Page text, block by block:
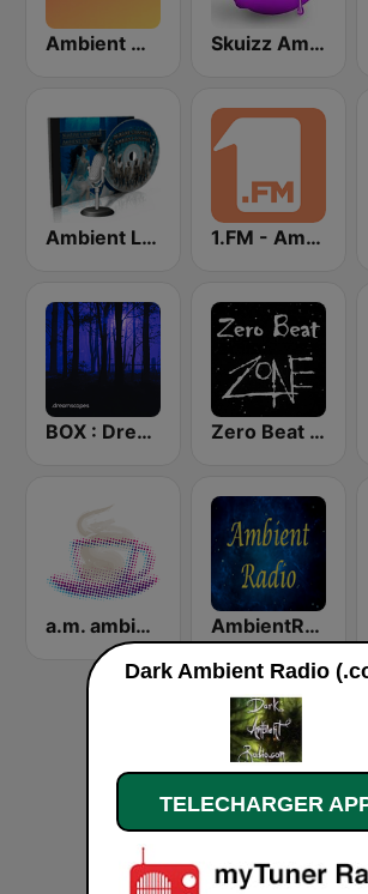
Ambient Modern Skuizz Ambient
Ambient Lounge on MixLive.ie 1.FM - Ambient Psychill
BOX : Dreamscapes - Ambient Chill Zero Beat Ambient Zone (MRG.fm)
a.m. ambient AmbientRadio (MRG.fm)
TELECHARGER